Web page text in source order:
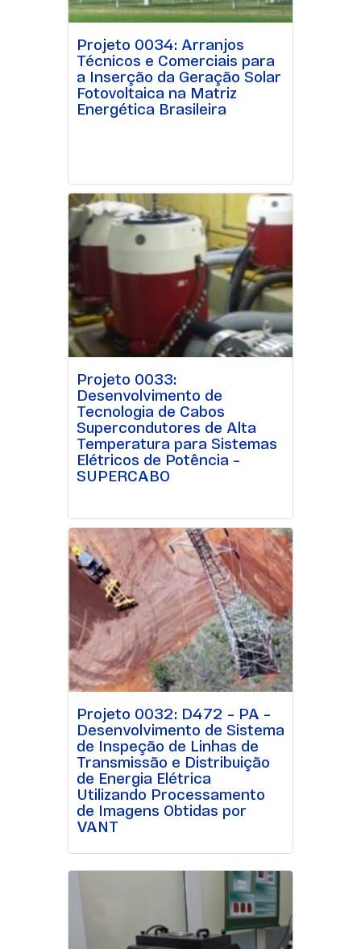
Projeto 0034: Arranjos
Técnicos e Comerciais para
a Inserção da Geração Solar
Fotovoltaica na Matriz
Energética Brasileira
Projeto 0033:
Desenvolvimento de
Tecnologia de Cabos
Supercondutores de Alta
Temperatura para Sistemas
Elétricos de Potência –
SUPERCABO
Projeto 0032: D472 – PA –
Desenvolvimento de Sistema
de Inspeção de Linhas de
Transmissão e Distribuição
de Energia Elétrica
Utilizando Processamento
de Imagens Obtidas por
VANT